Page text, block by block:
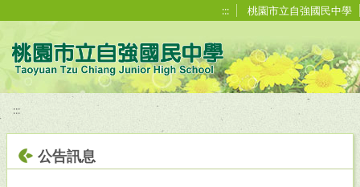
::: 桃園市立自強國民中學
:::
公告訊息